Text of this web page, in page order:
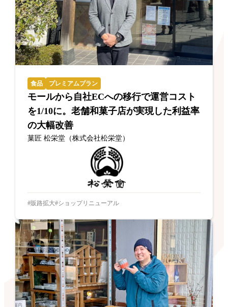
食品 プレミアムプラン
モールから自社ECへの移行で運営コスト
を1/10に。老舗和菓子店が実現した利益率
の大幅改善
菓匠 松栄堂（株式会社松栄堂）
販路拡大 ショップリニューアル